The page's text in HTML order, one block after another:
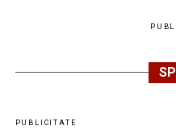
PUBLICITATE